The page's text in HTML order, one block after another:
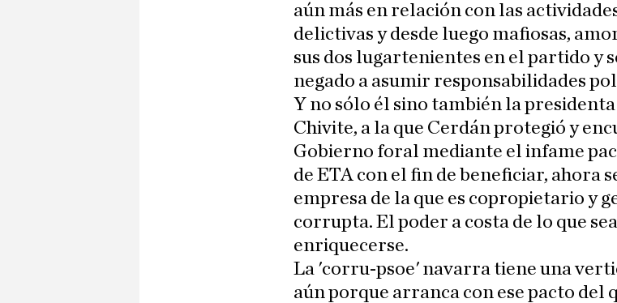
aún más en relación con las
delictivas y desde luego mafiosas,
sus dos lugartenientes en el partido y
negado a asumir responsabilidades
Y no sólo él sino también la
Chivite, a la que Cerdán protegió y
Gobierno foral mediante el infame
de ETA con el fin de beneficiar, ahora
empresa de la que es copropietario y
corrupta. El poder a costa de lo que
enriquecerse.
La 'corru-psoe' navarra tiene una
aún porque arranca con ese pacto del